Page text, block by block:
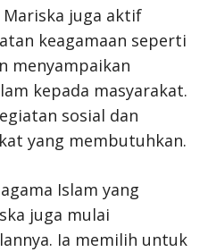
Mariska juga aktif
keagamaan seperti
menyampaikan
kepada masyarakat.
sosial dan
yang membutuhkan.
Islam yang
juga mulai
Ia memilih untuk